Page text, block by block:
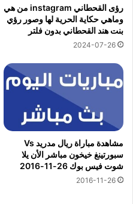
رؤى القحطاني instagram من هي
وماهي حكاية الحرية لها وصور رؤي
بنت هند القحطاني بدون فلتر
2024-07-26
مشاهدة مباراة ريال مدريد Vs
سبورتينغ خيخون مباشر الأن يلا
شوت فيس بوك 26-11-2016
2016-11-26